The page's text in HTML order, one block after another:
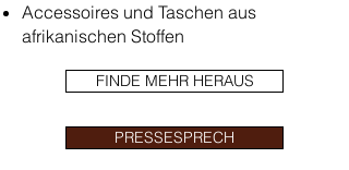
Accessoires und Taschen aus
afrikanischen Stoffen
FINDE MEHR HERAUS
PRESSESPRECH